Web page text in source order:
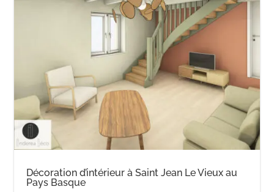
Décoration d’intérieur à Saint Jean Le Vieux au
Pays Basque